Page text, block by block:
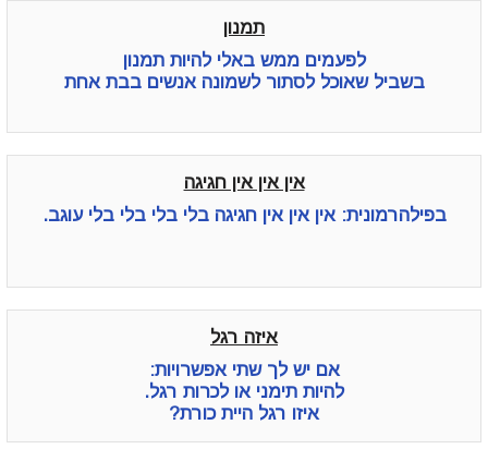
תמנון
לפעמים ממש באלי להיות תמנון
בשביל שאוכל לסתור לשמונה אנשים בבת אחת
אין אין אין חגיגה
בפילהרמונית: אין אין אין חגיגה בלי בלי בלי בלי עוגב.
איזה רגל
אם יש לך שתי אפשרויות:
להיות תימני או לכרות רגל.
איזו רגל היית כורת?